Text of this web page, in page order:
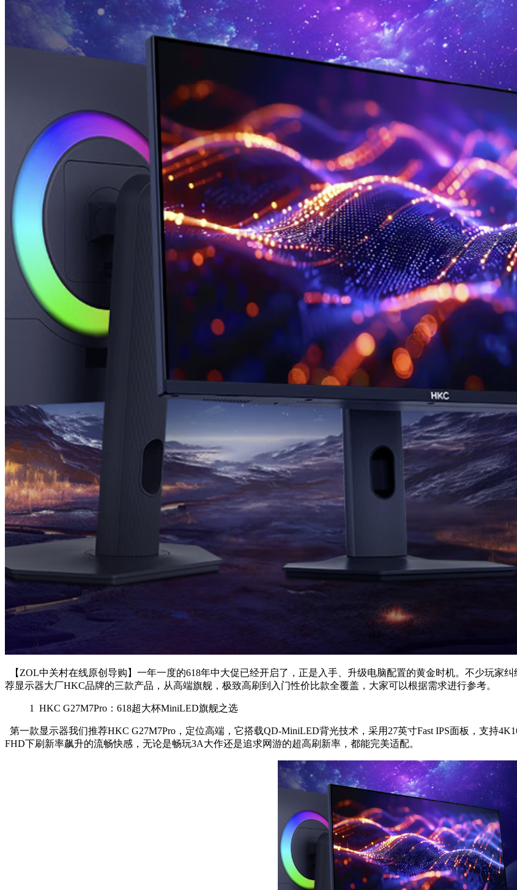
【ZOL中关村在线原创导购】一年一度的618年中大促已经开启了，正是入手、升级电脑配置的黄金时机。不少玩家
荐显示器大厂HKC品牌的三款产品，从高端旗舰，极致高刷到入门性价比款全覆盖，大家可以根据需求进行参考。
1 HKC G27M7Pro：618超大杯MiniLED旗舰之选
第一款显示器我们推荐HKC G27M7Pro，定位高端，它搭载QD-MiniLED背光技术，采用27英寸Fast IPS面板，支持
FHD下刷新率飙升的流畅快感，无论是畅玩3A大作还是追求网游的超高刷新率，都能完美适配。